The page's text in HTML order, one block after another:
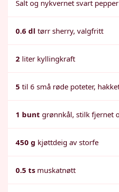
Salt og nykvernet svart pepper
0.6 dl tørr sherry, valgfritt
2 liter kyllingkraft
5 til 6 små røde poteter,
1 bunt grønnkål, stilk fjernet
450 g kjøttdeig av storfe
0.5 ts muskatnøtt